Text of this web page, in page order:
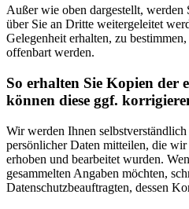
Außer wie oben dargestellt,
über Sie an Dritte weitergeleitet
Gelegenheit erhalten, zu
offenbart werden.
So erhalten Sie Kopien der
können diese ggf.
Wir werden Ihnen
persönlicher Daten mitteilen, die
erhoben und bearbeitet wurden.
gesammelten Angaben möchten,
Datenschutzbeauftragten, dessen